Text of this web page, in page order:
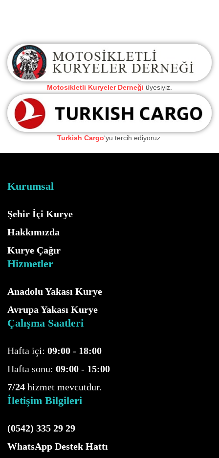
Motosikletli Kuryeler Derneği üyesiyiz.
Turkish Cargo‘yu tercih ediyoruz.
Kurumsal
Şehir İçi Kurye
Hakkımızda
Kurye Çağır
Hizmetler
Anadolu Yakası Kurye
Avrupa Yakası Kurye
Çalışma Saatleri
Hafta içi: 09:00 - 18:00
Hafta sonu: 09:00 - 15:00
7/24 hizmet mevcutdur.
İletişim Bilgileri
(0542) 335 29 29
WhatsApp Destek Hattı